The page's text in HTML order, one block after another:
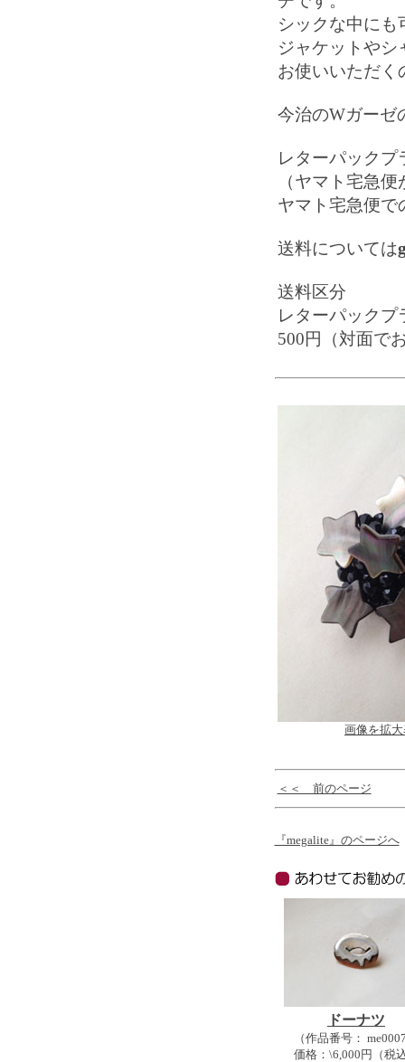
シックな中にも
ジャケットやシ
お使いいただく
今治のWガーゼ
レターパック
（ヤマト宅急
ヤマト宅急便で
送料については
送料区分
レターパックプ
500円（対面で
画像を拡
＜＜ 前のページ
『megalite』のページへ
ドーナツ
（作品番号：
価格：\6,000円（税